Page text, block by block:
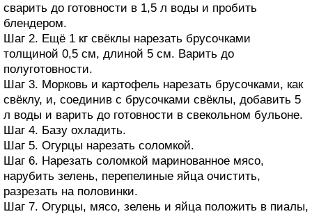
сварить до готовности в 1,5 л воды и пробить
блендером.
Шаг 2. Ещё 1 кг свёклы нарезать брусочками
толщиной 0,5 см, длиной 5 см. Варить до
полуготовности.
Шаг 3. Морковь и картофель нарезать брусочками, как
свёклу, и, соединив с брусочками свёклы, добавить 5
л воды и варить до готовности в свекольном бульоне.
Шаг 4. Базу охладить.
Шаг 5. Огурцы нарезать соломкой.
Шаг 6. Нарезать соломкой маринованное мясо,
нарубить зелень, перепелиные яйца очистить,
разрезать на половинки.
Шаг 7. Огурцы, мясо, зелень и яйца положить в пиалы,